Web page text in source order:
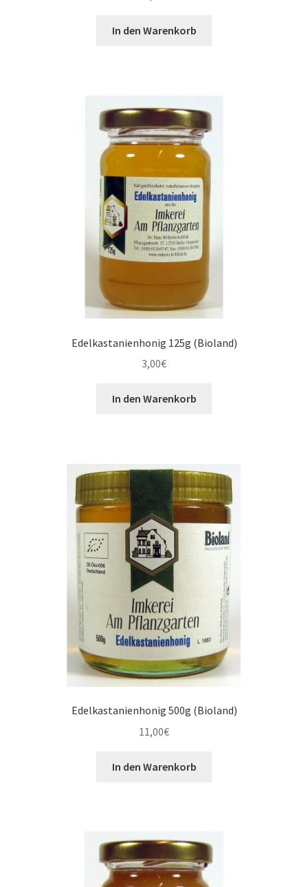
In den Warenkorb
Edelkastanienhonig 125g (Bioland)
3,00€
In den Warenkorb
Edelkastanienhonig 500g (Bioland)
11,00€
In den Warenkorb